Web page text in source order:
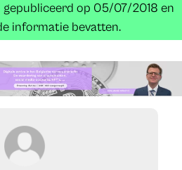
op 05/07/2018 en
informatie bevatten.